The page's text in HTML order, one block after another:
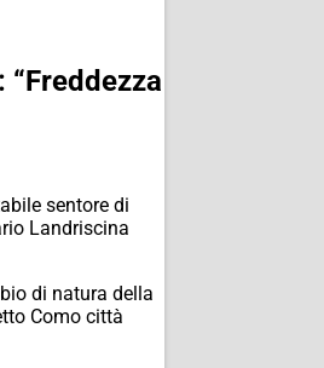
sentore di
Landriscina
di natura della
Como città